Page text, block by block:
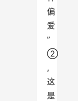
偏
爱
”
②
,
这
是